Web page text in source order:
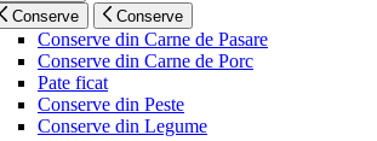
Conserve Conserve
Conserve din Carne de Pasare
Conserve din Carne de Porc
Pate ficat
Conserve din Peste
Conserve din Legume